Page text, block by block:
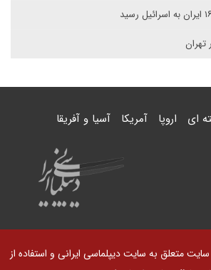
تهران
ای اروپا آمریکا آسیا و آفریقا
متعلق به سایت دیپلماسی ایرانی و استفاده از